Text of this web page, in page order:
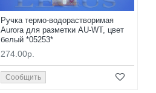
Ручка термо-водорастворимая
Aurora для разметки AU-WT, цвет
белый *05253*
274.00р.
Сообщить